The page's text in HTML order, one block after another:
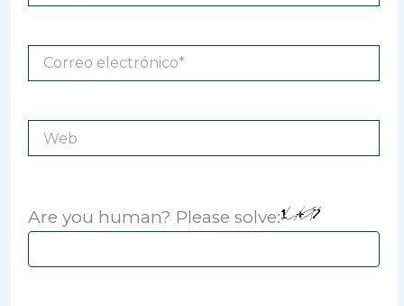
Correo
electrónico*
Are you human? Please solve: